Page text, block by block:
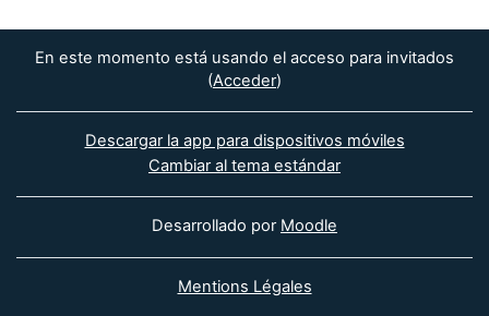
En este momento está usando el acceso para invitados
(Acceder)
Descargar la app para dispositivos móviles
Cambiar al tema estándar
Desarrollado por Moodle
Mentions Légales